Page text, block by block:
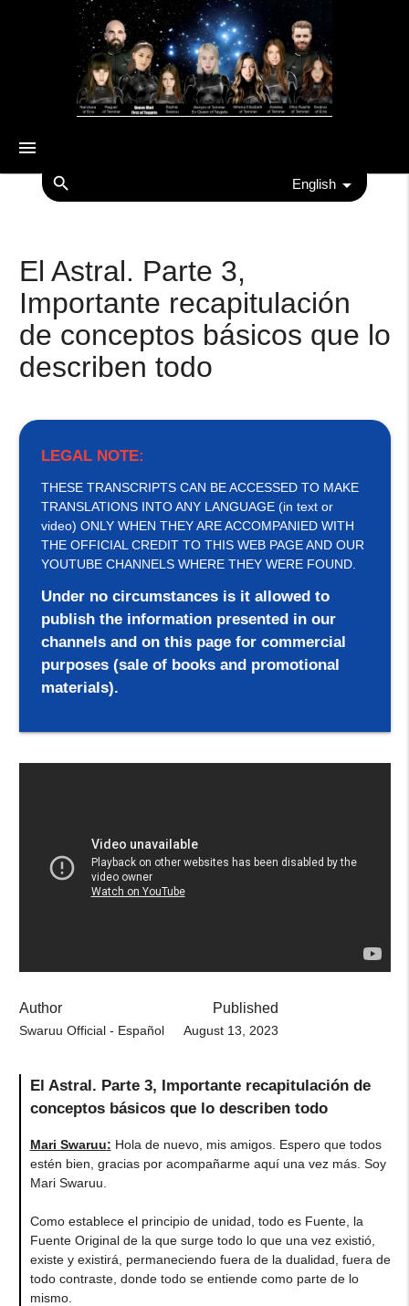
menu
search English
El Astral. Parte 3,
Importante recapitulación
de conceptos básicos que lo
describen todo
LEGAL NOTE:
THESE TRANSCRIPTS CAN BE ACCESSED TO MAKE
TRANSLATIONS INTO ANY LANGUAGE (in text or
video) ONLY WHEN THEY ARE ACCOMPANIED WITH
THE OFFICIAL CREDIT TO THIS WEB PAGE AND OUR
YOUTUBE CHANNELS WHERE THEY WERE FOUND.
Under no circumstances is it allowed to
publish the information presented in our
channels and on this page for commercial
purposes (sale of books and promotional
materials).
Author
Swaruu Official - Español
Published
August 13, 2023
El Astral. Parte 3, Importante recapitulación de
conceptos básicos que lo describen todo
Mari Swaruu: Hola de nuevo, mis amigos. Espero que todos
estén bien, gracias por acompañarme aquí una vez más. Soy
Mari Swaruu.
Como establece el principio de unidad, todo es Fuente, la
Fuente Original de la que surge todo lo que una vez existió,
existe y existirá, permaneciendo fuera de la dualidad, fuera de
todo contraste, donde todo se entiende como parte de lo
mismo.